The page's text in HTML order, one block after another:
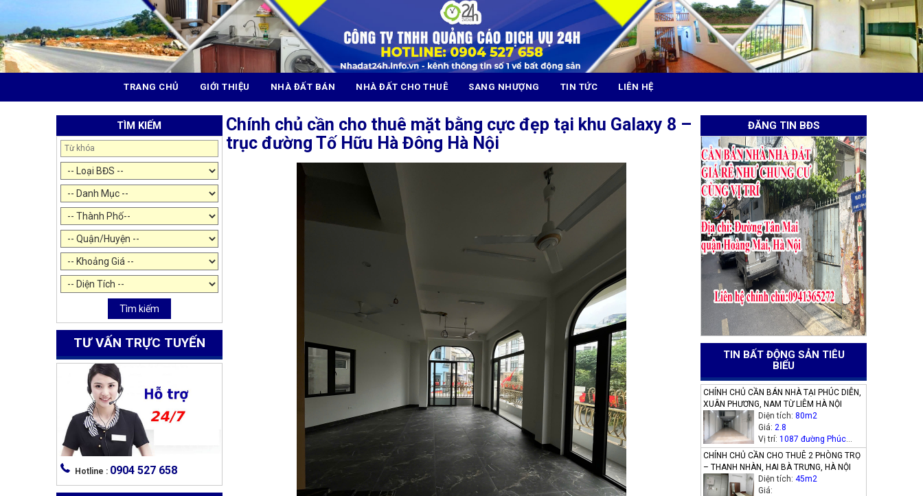
TRANG CHỦ GIỚI THIỆU NHÀ ĐẤT BÁN NHÀ ĐẤT CHO THUÊ SANG NHƯỢNG TIN TỨC LIÊN HỆ
TÌM KIẾM
Tìm kiếm
TƯ VẤN TRỰC TUYẾN
Hotline : 0904 527 658
Chính chủ cần cho thuê mặt bằng cực đẹp tại khu Galaxy 8 –
trục đường Tố Hữu Hà Đông Hà Nội
ĐĂNG TIN BĐS
TIN BẤT ĐỘNG SẢN TIÊU
BIỂU
CHÍNH CHỦ CẦN BÁN NHÀ TẠI PHÚC DIỄN,
XUÂN PHƯƠNG, NAM TỪ LIÊM HÀ NỘI
Diện tích:80m2
Giá:2.8
Vị trí:1087 đường Phúc
Diễn, phường Xuân Phương,
quận Nam Từ Liêm, Hà Nội
CHÍNH CHỦ CẦN CHO THUÊ 2 PHÒNG TRỌ
– THANH NHÀN, HAI BÀ TRƯNG, HÀ NỘI
Diện tích:45m2
Giá: